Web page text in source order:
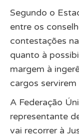
Segundo o
entre os
contestações
quanto à
margem à
cargos
A Federação
representante
vai recorrer à